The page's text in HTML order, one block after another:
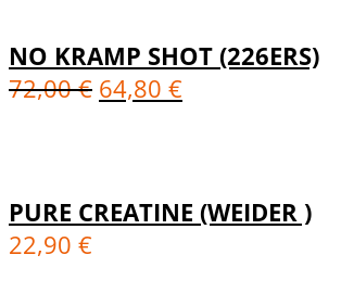
NO KRAMP SHOT (226ERS)
72,00€ 64,80 €
PURE CREATINE (WEIDER )
22,90 €